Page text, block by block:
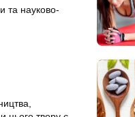
та науково-